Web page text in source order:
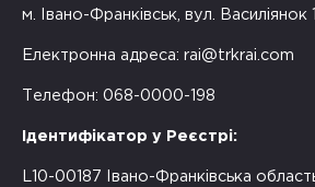
м. Івано-Франківськ, вул. Василіянок
Електронна адреса: rai@trkrai.com
Телефон: 068-0000-198
Ідентифікатор у Реєстрі:
L10-00187 Івано-Франківська